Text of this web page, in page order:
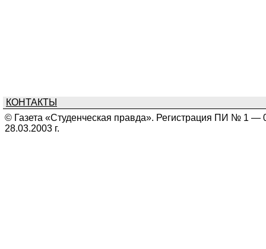
КОНТАКТЫ
© Газета «Студенческая правда». Регистрация ПИ № 1 —
28.03.2003 г.